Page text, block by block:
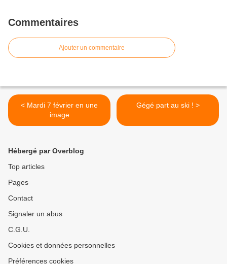
Commentaires
Ajouter un commentaire
< Mardi 7 février en une
image
Gégé part au ski ! >
Hébergé par Overblog
Top articles
Pages
Contact
Signaler un abus
C.G.U.
Cookies et données personnelles
Préférences cookies